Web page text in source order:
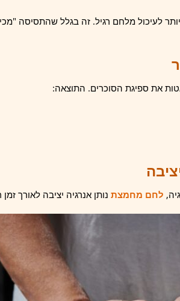
לעיכול מלחם רגיל. זה בגלל שהתסיסה
את ספיגת הסוכרים. התוצאה:
לחם מחמצת נותן אנרגיה יציבה לאורך זמן